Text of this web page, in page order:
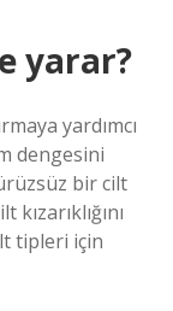
yarar?
yardımcı
dengesini
bir cilt
kızarıklığını
tipleri için